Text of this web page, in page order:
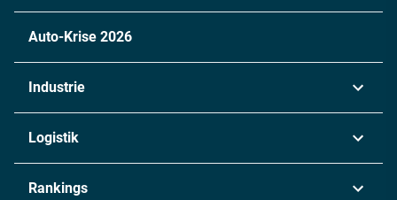
Auto-Krise 2026
Industrie
Chemie
Logistik
Rankings